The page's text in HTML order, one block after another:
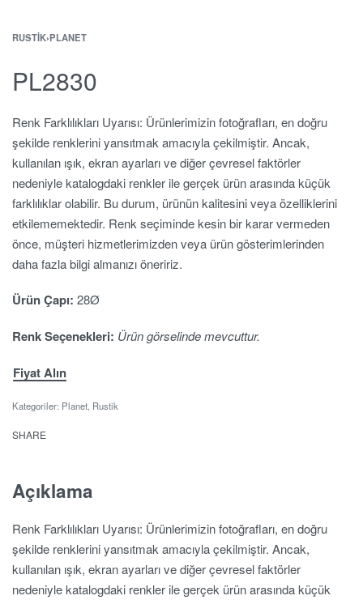
RUSTIK›PLANET
PL2830
Renk Farklılıkları Uyarısı: Ürünlerimizin fotoğrafları, en doğru
şekilde renklerini yansıtmak amacıyla çekilmiştir. Ancak,
kullanılan ışık, ekran ayarları ve diğer çevresel faktörler
nedeniyle katalogdaki renkler ile gerçek ürün arasında küçük
farklılıklar olabilir. Bu durum, ürünün kalitesini veya özelliklerini
etkilememektedir. Renk seçiminde kesin bir karar vermeden
önce, müşteri hizmetlerimizden veya ürün gösterimlerinden
daha fazla bilgi almanızı öneririz.
Ürün Çapı: 28Ø
Renk Seçenekleri: Ürün görselinde mevcuttur.
Fiyat Alın
Kategoriler: Planet Rustik
SHARE
Açıklama
Renk Farklılıkları Uyarısı: Ürünlerimizin fotoğrafları, en doğru
şekilde renklerini yansıtmak amacıyla çekilmiştir. Ancak,
kullanılan ışık, ekran ayarları ve diğer çevresel faktörler
nedeniyle katalogdaki renkler ile gerçek ürün arasında küçük